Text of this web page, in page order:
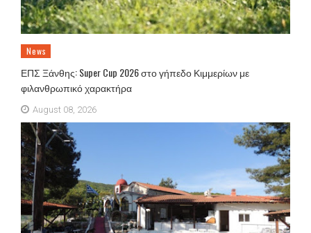
News
ΕΠΣ Ξάνθης: Super Cup 2026 στο γήπεδο Κιμμερίων με
φιλανθρωπικό χαρακτήρα
August 08, 2026